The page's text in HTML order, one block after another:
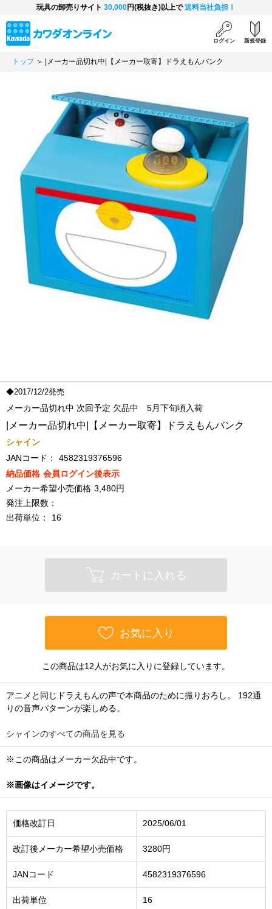
玩具の卸売りサイト 30,000円(税抜き)以上で送料当社負担！
ログイン 新規登録
トップ＞ |メーカー品切れ中|【メーカー取寄】ドラえもんバンク
◆2017/12/2発売
メーカー品切れ中 次回予定 欠品中 5月下旬頃入荷
|メーカー品切れ中|【メーカー取寄】ドラえもんバンク
シャイン
JANコード：
4582319376596
納品価格 会員ログイン後表示
メーカー希望小売価格 3,480円
発注上限数：
出荷単位：
16
カートに入れる
お気に入り
この商品は12人がお気に入りに登録しています。
アニメと同じドラえもんの声で本商品のために撮りおろし。 192通
りの音声パターンが楽しめる。
シャインのすべての商品を見る
※この商品はメーカー欠品中です。
※画像はイメージです。
価格改訂日 2025/06/01
改訂後メーカー希望小売価格 3280円
JANコード 4582319376596
出荷単位 16